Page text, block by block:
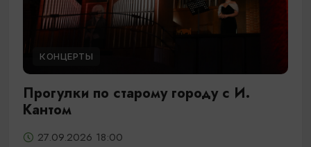
КОНЦЕРТЫ
Прогулки по старому городу с И.
Кантом
27.09.2026 18:00